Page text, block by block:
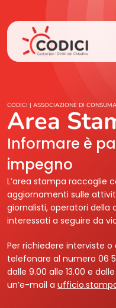
Chi Siamo
Cosa
Area Stampa
CODICI | ASSOCIAZIONE DI
Area
Informare è
impegno
L’area stampa raccoglie
aggiornamenti sulle
giornalisti, operatori
interessati a seguire da
Per richiedere interviste
telefonare al numero 06
dalle 9.00 alle 13.00 e
un’e-mail a